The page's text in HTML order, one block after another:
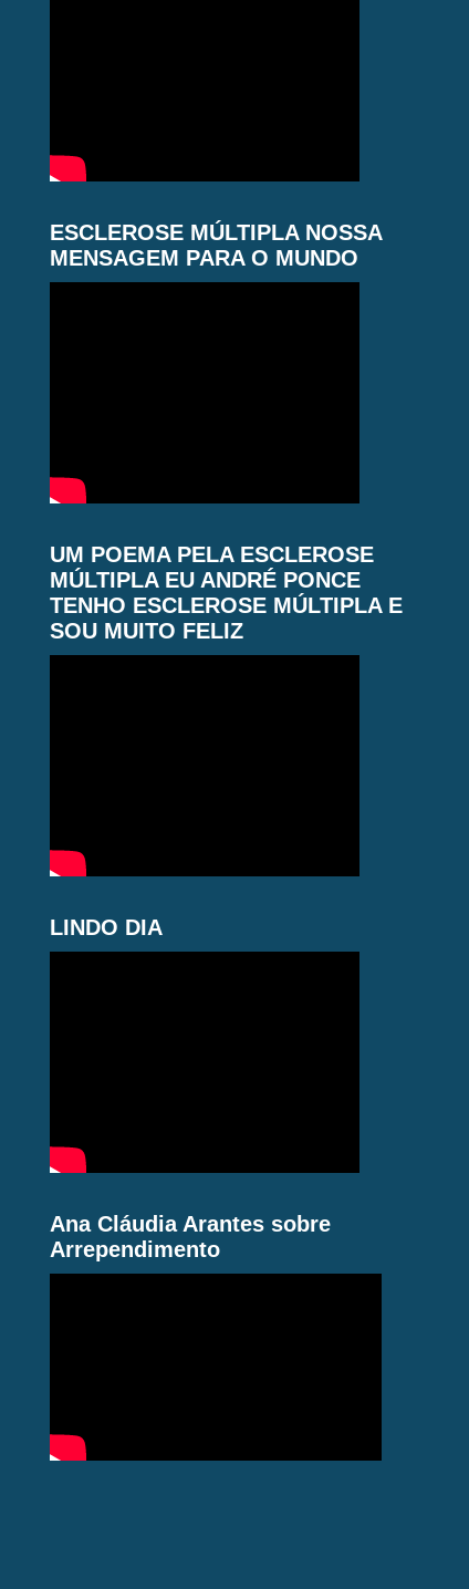
ESCLEROSE MÚLTIPLA NOSSA
MENSAGEM PARA O MUNDO
UM POEMA PELA ESCLEROSE
MÚLTIPLA EU ANDRÉ PONCE
TENHO ESCLEROSE MÚLTIPLA E
SOU MUITO FELIZ
LINDO DIA
Ana Cláudia Arantes sobre
Arrependimento